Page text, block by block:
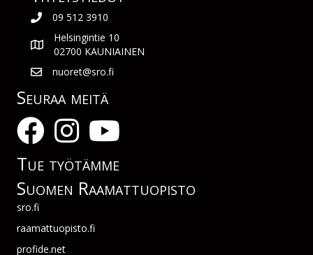
09 512 3910
Helsingintie 10
02700 KAUNIAINEN
nuoret@sro.fi
Seuraa meitä
Tue työtämme
Suomen Raamattuopisto
sro.fi
raamattuopisto.fi
profide.net